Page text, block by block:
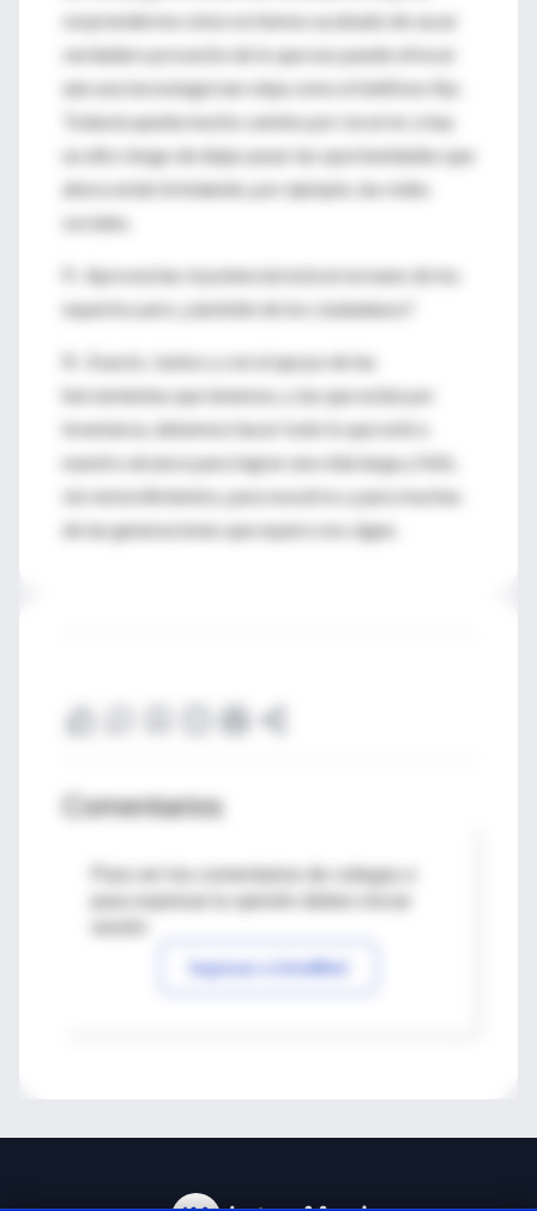
sorprenderme cómo no hemos acabado de sacar
verdadero provecho de lo que nos puede ofrecer
aún una tecnología tan vieja como el teléfono fijo.
Todavía queda mucho camino por recorrer y hay
un alto riesgo de dejar pasar las oportunidades que
ahora están brindando, por ejemplo, las redes
sociales.
P.- Aprovechar el potencial está en la mano de los
expertos pero ¿también de los ciudadanos?
R.- Exacto. Juntos y con el apoyo de las
herramientas que tenemos, y las que están por
inventarse, debemos hacer todo lo que esté a
nuestro alcance para lograr una vida larga y feliz,
sin remordimientos, para nosotros y para muchas
de las generaciones que espero nos sigan.
Comentarios
Para ver los comentarios de colegas o
Ingresar a IntraMed